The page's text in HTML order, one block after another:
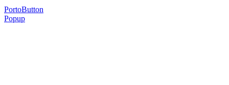
PortoButton
Popup